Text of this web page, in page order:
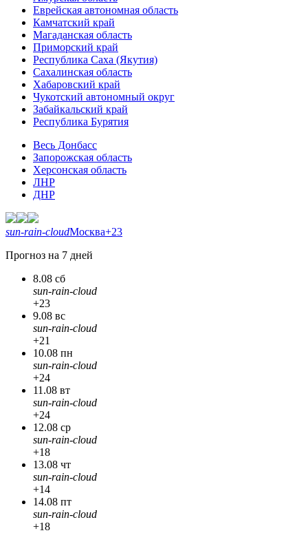
Еврейская автономная область
Камчатский край
Магаданская область
Приморский край
Республика Саха (Якутия)
Сахалинская область
Хабаровский край
Чукотский автономный округ
Забайкальский край
Республика Бурятия
Весь Донбасс
Запорожская область
Херсонская область
ЛНР
ДНР
sun-rain-cloudМосква+23
Прогноз на 7 дней
8.08 сб
sun-rain-cloud
+23
9.08 вс
sun-rain-cloud
+21
10.08 пн
sun-rain-cloud
+24
11.08 вт
sun-rain-cloud
+24
12.08 ср
sun-rain-cloud
+18
13.08 чт
sun-rain-cloud
+14
14.08 пт
sun-rain-cloud
+18